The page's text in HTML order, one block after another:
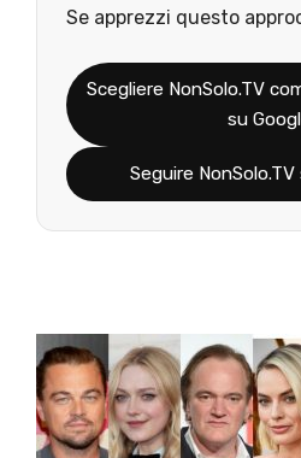
Se apprezzi questo
Scegliere NonSolo.TV
su
Seguire